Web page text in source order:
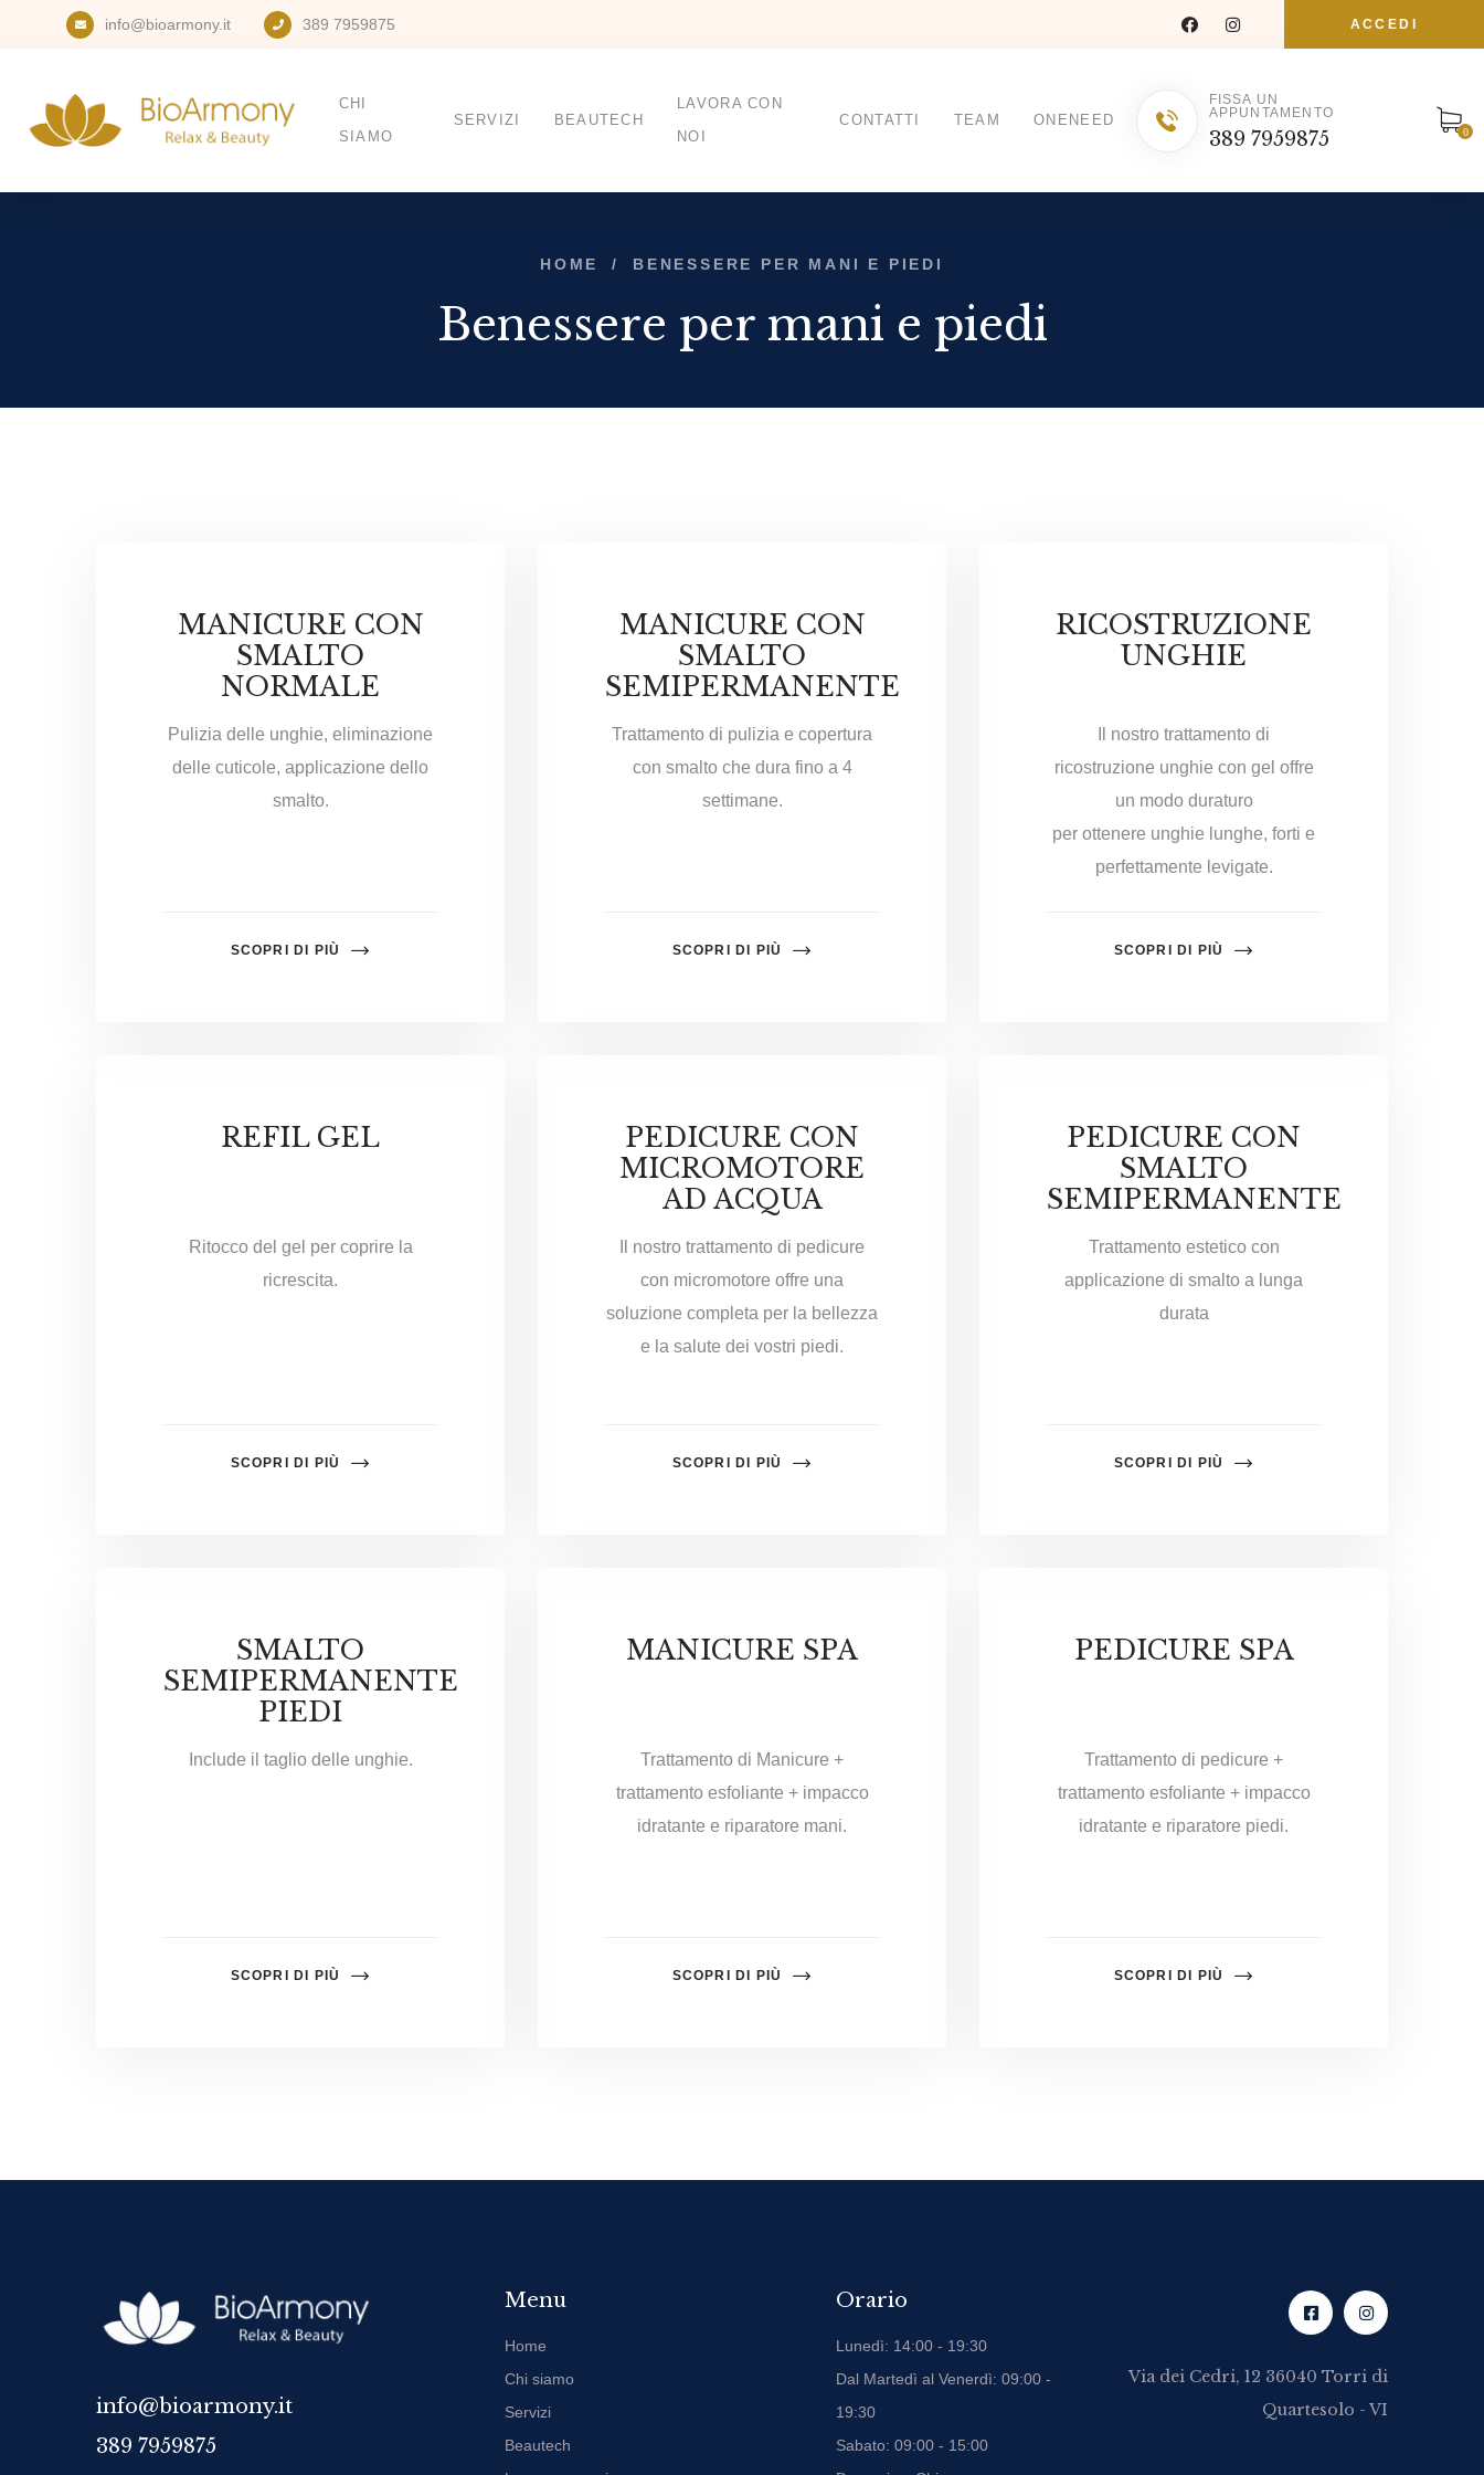
info@bioarmony.it 389 7959875 ACCEDI
CHI
SIAMO
SERVIZI BEAUTECH
LAVORA CON
NOI
CONTATTI TEAM ONENEED
FISSA UN
APPUNTAMENTO
389 7959875 0
HOME / BENESSERE PER MANI E PIEDI
Benessere per mani e piedi
MANICURE CON
SMALTO
NORMALE
Pulizia delle unghie, eliminazione
delle cuticole, applicazione dello
smalto.
SCOPRI DI PIÙ
MANICURE CON
SMALTO
SEMIPERMANENTE
Trattamento di pulizia e copertura
con smalto che dura fino a 4
settimane.
SCOPRI DI PIÙ
RICOSTRUZIONE
UNGHIE
Il nostro trattamento di
ricostruzione unghie con gel offre
un modo duraturo
per ottenere unghie lunghe, forti e
perfettamente levigate.
SCOPRI DI PIÙ
REFIL GEL
Ritocco del gel per coprire la
ricrescita.
SCOPRI DI PIÙ
PEDICURE CON
MICROMOTORE
AD ACQUA
Il nostro trattamento di pedicure
con micromotore offre una
soluzione completa per la bellezza
e la salute dei vostri piedi.
SCOPRI DI PIÙ
PEDICURE CON
SMALTO
SEMIPERMANENTE
Trattamento estetico con
applicazione di smalto a lunga
durata
SCOPRI DI PIÙ
SMALTO
SEMIPERMANENTE
PIEDI
Include il taglio delle unghie.
SCOPRI DI PIÙ
MANICURE SPA
Trattamento di Manicure +
trattamento esfoliante + impacco
idratante e riparatore mani.
SCOPRI DI PIÙ
PEDICURE SPA
Trattamento di pedicure +
trattamento esfoliante + impacco
idratante e riparatore piedi.
SCOPRI DI PIÙ
info@bioarmony.it
389 7959875
Menu
Home
Chi siamo
Servizi
Beautech
Orario
Lunedì: 14:00 - 19:30
Dal Martedì al Venerdì: 09:00 -
19:30
Sabato: 09:00 - 15:00
Via dei Cedri, 12 36040 Torri di
Quartesolo - VI